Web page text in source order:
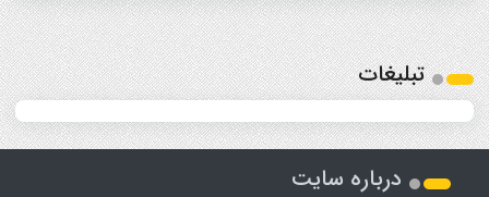
تبلیغات
درباره سایت